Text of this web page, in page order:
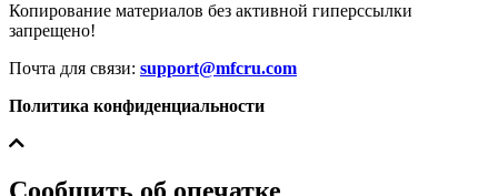
Копирование материалов без активной гиперссылки
запрещено!
Почта для связи: support@mfcru.com
Политика конфиденциальности